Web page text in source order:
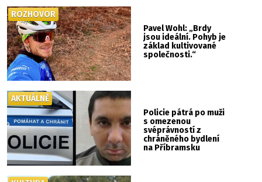
Pavel Wohl: „Brdy
jsou ideální. Pohyb je
základ kultivované
společnosti.“
ROZHOVOR
Policie pátrá po muži
s omezenou
svéprávností z
chráněného bydlení
na Příbramsku
AKTUÁLNĚ